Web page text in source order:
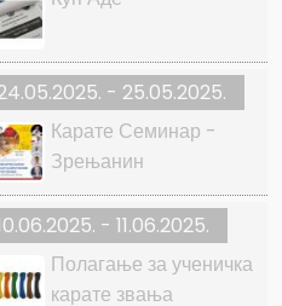
- 25.05.2025.
Карате Семинар -
Зрењанин
- 11.06.2025.
Полагање за ученичка
карате звања